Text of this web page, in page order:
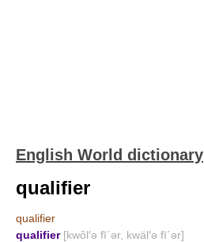
English World dictionary
qualifier
qualifier
qualifier [kwôl′ə fī΄ər, kwäl′ə fī΄ər]